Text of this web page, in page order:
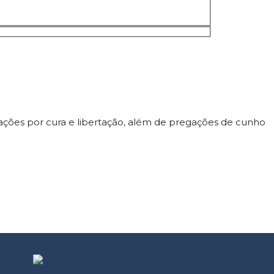
por cura e libertação, além de pregações de cunho